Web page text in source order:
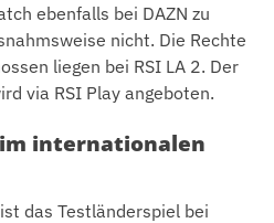
ebenfalls bei DAZN zu
nicht. Die Rechte
liegen bei RSI LA 2. Der
via RSI Play angeboten.
internationalen
das Testländerspiel bei